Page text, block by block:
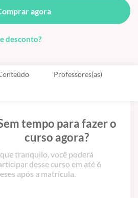
agora
desconto?
Professores(as)
tempo para fazer o
curso agora?
tranquilo, você poderá
desse curso em até 6
após a matrícula.